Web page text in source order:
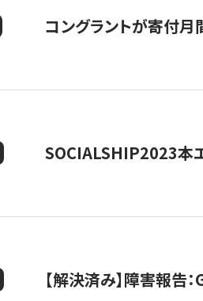
コングラントが寄付
SOCIALSHIP2023本
【解決済み】障害報